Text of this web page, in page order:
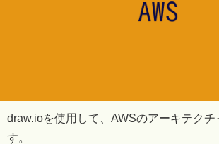
draw.ioを使用して、AWSのアーキテクチ
す。